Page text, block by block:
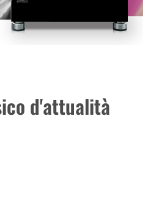
d'attualità